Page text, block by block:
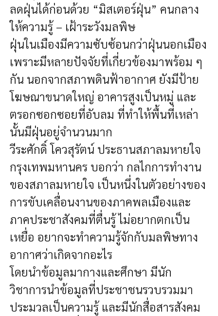
ลดฝุ่นได้ก่อนด้วย “มิสเตอร์ฝุ่น” คนกลาง
ให้ความรู้ – เฝ้าระวังมลพิษ
ฝุ่นในเมืองมีความซับซ้อนกว่าฝุ่นนอกเมือง
เพราะมีหลายปัจจัยที่เกี่ยวข้องมาพร้อม ๆ
กัน นอกจากสภาพดินฟ้าอากาศ ยังมีป้าย
โฆษณาขนาดใหญ่ อาคารสูงเป็นหมู่ และ
ตรอกซอกซอยที่อับลม ที่ทำให้พื้นที่เหล่า
นั้นมีฝุ่นอยู่จำนวนมาก
วีระศักดิ์ โควสุรัตน์ ประธานสภาลมหายใจ
กรุงเทพมหานคร บอกว่า กลไกการทำงาน
ของสภาลมหายใจ เป็นหนึ่งในตัวอย่างของ
การขับเคลื่อนงานของภาคพลเมืองและ
ภาคประชาสังคมที่ตื่นรู้ ไม่อยากตกเป็น
เหยื่อ อยากจะทำความรู้จักกับมลพิษทาง
อากาศว่าเกิดจากอะไร
โดยนำข้อมูลมากางและศึกษา มีนัก
วิชาการนำข้อมูลที่ประชาชนรวบรวมมา
ประมวลเป็นความรู้ และมีนักสื่อสารสังคม